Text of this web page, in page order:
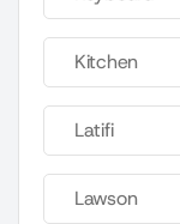
Kitchen
Latifi
Lawson